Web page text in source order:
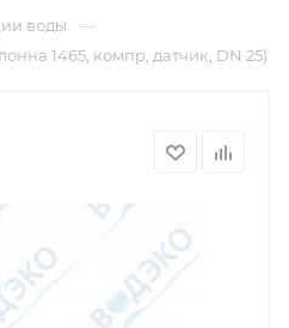
воды —
1465, компр, датчик, DN 25)